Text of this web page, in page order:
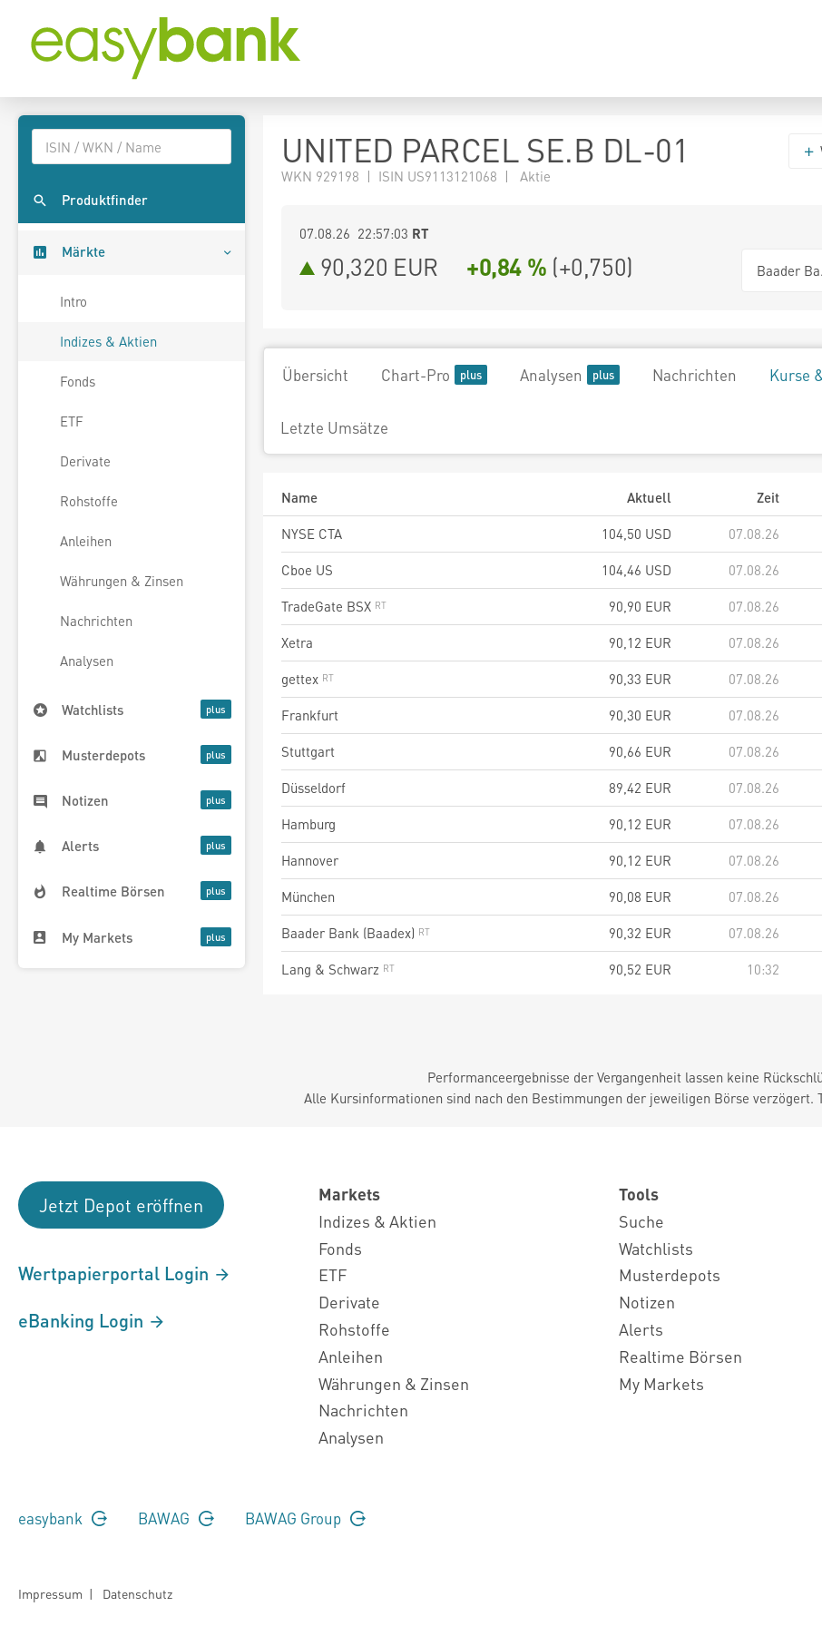
Produktfinder
Märkte
Intro
Indizes & Aktien
Fonds
ETF
Derivate
Rohstoffe
Anleihen
Währungen & Zinsen
Nachrichten
Analysen
Watchlists
Musterdepots
Notizen
Alerts
Realtime Börsen
My Markets
UNITED PARCEL SE.B DL-01
WKN 929198 | ISIN US9113121068 | Aktie
07.08.26 22:57:03 RT
90,320 EUR +0,84 % (+0,750) Baader
Übersicht Chart-Pro Analysen Nachrichten Kurse
Letzte Umsätze
Name Aktuell Zeit
NYSE CTA
104,50 USD 07.08.26
Cboe US
104,46 USD 07.08.26
TradeGate BSX
90,90 EUR 07.08.26
Xetra
90,12 EUR 07.08.26
gettex
90,33 EUR 07.08.26
Frankfurt
90,30 EUR 07.08.26
Stuttgart
90,66 EUR 07.08.26
Düsseldorf
89,42 EUR 07.08.26
Hamburg
90,12 EUR 07.08.26
Hannover
90,12 EUR 07.08.26
München
90,08 EUR 07.08.26
Baader Bank (Baadex)
90,32 EUR 07.08.26
Lang & Schwarz
90,52 EUR 10:32
Performanceergebnisse der Vergangenheit lassen keine
Alle Kursinformationen sind nach den Bestimmungen der jeweiligen Börse verzögert.
Jetzt Depot eröffnen
Wertpapierportal Login
eBanking Login
Markets
Indizes & Aktien
Fonds
ETF
Derivate
Rohstoffe
Anleihen
Währungen & Zinsen
Nachrichten
Analysen
Tools
Suche
Watchlists
Musterdepots
Notizen
Alerts
Realtime Börsen
My Markets
easybank BAWAG BAWAG Group
Impressum | Datenschutz